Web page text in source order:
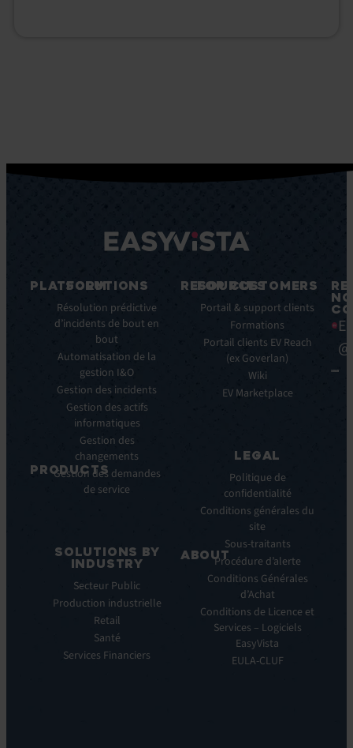
PLATFORM
Fonctionnalités
clés
clés
Intégrations
Pulse
PRODUCTS
Monitoring:
Observe
Automations:
Orchestrate
SOLUTIONS
Résolution prédictive
d’incidents de bout en
bout
Automatisation de la
gestion I&O
Gestion des incidents
Gestion des actifs
informatiques
Gestion des
changements
Gestion des demandes
de service
SOLUTIONS BY
INDUSTRY
Secteur Public
Production industrielle
Retail
Santé
Services Financiers
RESOURCES
Blog
Livres
Infographies
Brochures
Communiqués
presse
ABOUT
Qui
sommes
Notre
FOR CUSTOMERS
Portail & support clients
Formations
Portail clients EV Reach
(ex Goverlan)
Wiki
EV Marketplace
LEGAL
Politique de
confidentialité
Conditions générales du
site
Sous-traitants
Procédure d’alerte
Conditions Générales
d’Achat
Conditions de Licence et
Services – Logiciels
EasyVista
EULA-CLUF